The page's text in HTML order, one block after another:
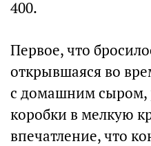
400.
Первое, что
открывшаяся во
с домашним сыром,
коробки в мелкую
впечатление, что